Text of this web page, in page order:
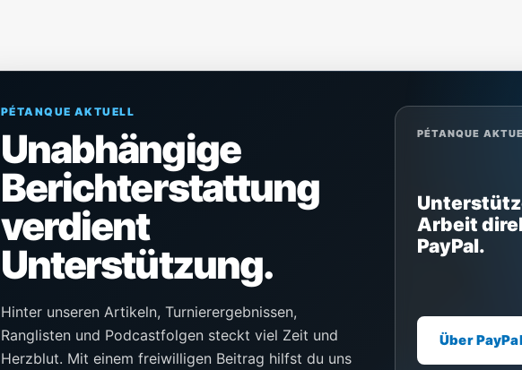
PÉTANQUE AKTUELL
Unabhängige
Berichterstattung
verdient
Unterstützung.
Hinter unseren Artikeln, Turnierergebnissen,
Ranglisten und Podcastfolgen steckt viel Zeit und
Herzblut. Mit einem freiwilligen Beitrag hilfst du uns
PÉTANQUE
Arbeit
PayPal.
Über